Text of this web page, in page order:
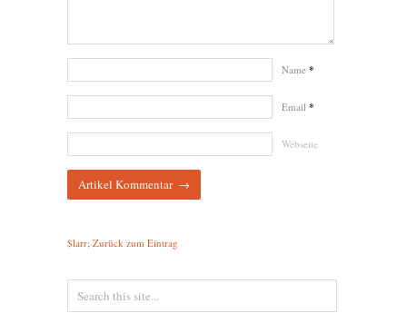
Name *
Email *
Webseite
$larr; Zurück zum Eintrag